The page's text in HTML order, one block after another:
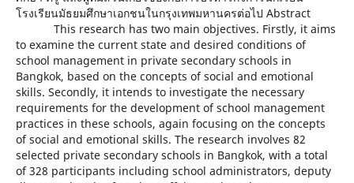
โรงเรียนมัธยมศึกษาเอกชนในกรุงเทพมหานครต่อไป Abstract
This research has two main objectives. Firstly, it aims
to examine the current state and desired conditions of
school management in private secondary schools in
Bangkok, based on the concepts of social and emotional
skills. Secondly, it intends to investigate the necessary
requirements for the development of school management
practices in these schools, again focusing on the concepts
of social and emotional skills. The research involves 82
selected private secondary schools in Bangkok, with a total
of 328 participants including school administrators, deputy